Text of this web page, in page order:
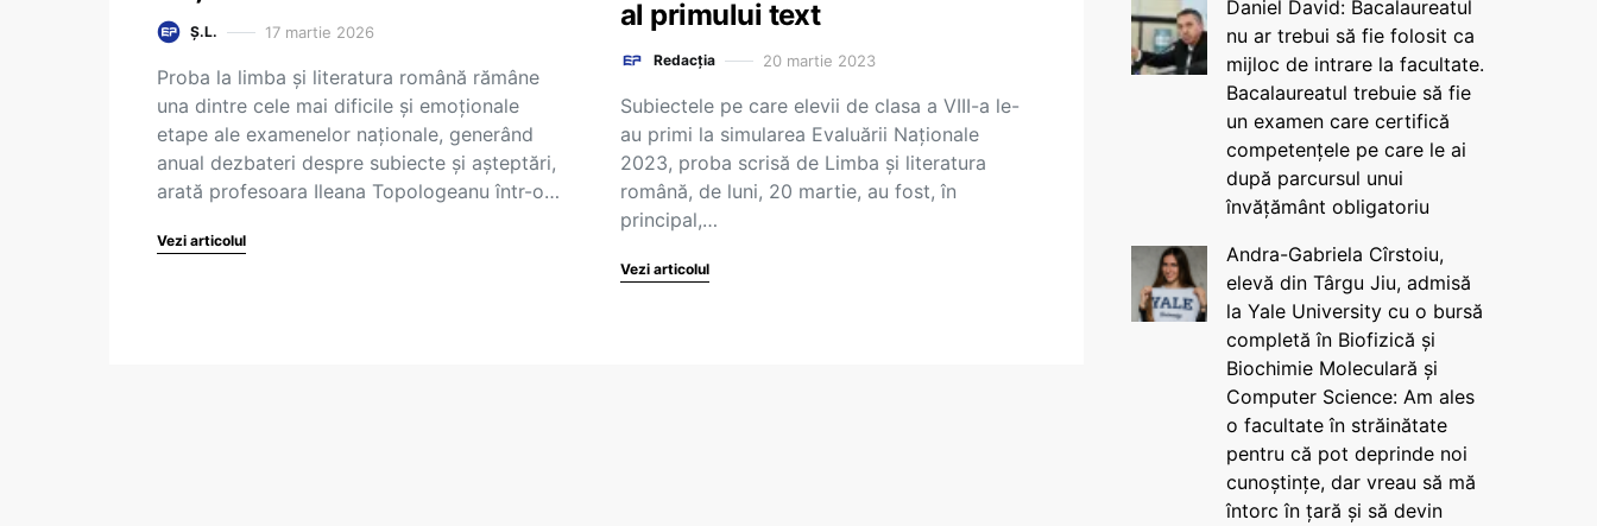
Ș.L. 17 martie 2026
Proba la limba și literatura română rămâne
una dintre cele mai dificile și emoționale
etape ale examenelor naționale, generând
anual dezbateri despre subiecte și așteptări,
arată profesoara Ileana Topologeanu într-o…
Vezi articolul
al primului text
Redacția 20 martie 2023
Subiectele pe care elevii de clasa a VIII-a le-
au primi la simularea Evaluării Naționale
2023, proba scrisă de Limba și literatura
română, de luni, 20 martie, au fost, în
principal,…
Vezi articolul
Daniel David: Bacalaureatul
nu ar trebui să fie folosit ca
mijloc de intrare la facultate.
Bacalaureatul trebuie să fie
un examen care certifică
competențele pe care le ai
după parcursul unui
învățământ obligatoriu
Andra-Gabriela Cîrstoiu,
elevă din Târgu Jiu, admisă
la Yale University cu o bursă
completă în Biofizică și
Biochimie Moleculară și
Computer Science: Am ales
o facultate în străinătate
pentru că pot deprinde noi
cunoștințe, dar vreau să mă
întorc în țară și să devin